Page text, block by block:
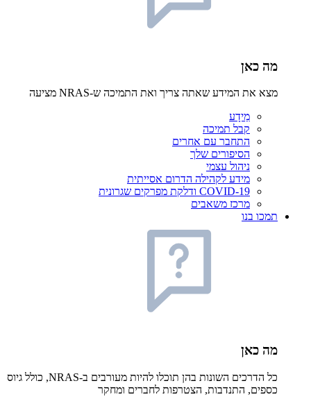
מה כאן
מצא את המידע שאתה צריך ואת התמיכה ש-NRAS מציעה
מֵידָע
קבל תמיכה
התחבר עם אחרים
הסיפורים שלך
ניהול עצמי
מידע לקהילה הדרום אסייתית
COVID-19 ודלקת מפרקים שגרונית
מרכז משאבים
תמכו בנו
מה כאן
כל הדרכים השונות בהן תוכלו להיות מעורבים ב-NRAS, כולל גיוס
כספים, התנדבות, הצטרפות לחברים ומחקר